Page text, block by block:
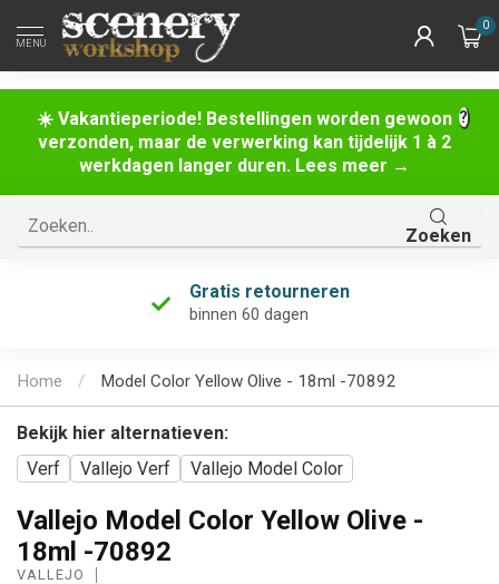
☀️ Vakantieperiode! Bestellingen worden gewoon
verzonden, maar de verwerking kan tijdelijk 1 à 2
werkdagen langer duren. Lees meer →
MENU
0
Zoeken
Gratis retourneren
binnen 60 dagen
Home / Model Color Yellow Olive - 18ml -70892
Bekijk hier alternatieven:
Verf
Vallejo Verf Vallejo Model Color
Vallejo Model Color Yellow Olive -
18ml -70892
VALLEJO